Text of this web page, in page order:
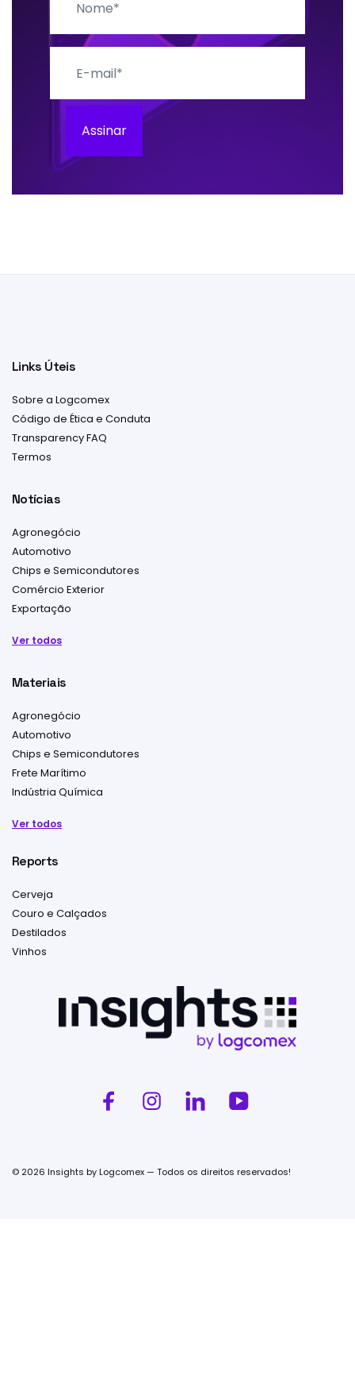
Assinar
Links Úteis
Sobre a Logcomex
Código de Ética e Conduta
Transparency FAQ
Termos
Notícias
Agronegócio
Automotivo
Chips e Semicondutores
Comércio Exterior
Exportação
Ver todos
Materiais
Agronegócio
Automotivo
Chips e Semicondutores
Frete Marítimo
Indústria Química
Ver todos
Reports
Cerveja
Couro e Calçados
Destilados
Vinhos
© 2026 Insights by Logcomex — Todos os direitos reservados!